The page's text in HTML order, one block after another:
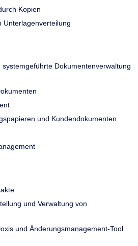
Kopien
Unterlagenverteilung
Dokumentenverwaltung
und Kundendokumenten
und Verwaltung von
und Änderungsmanagement-Tool